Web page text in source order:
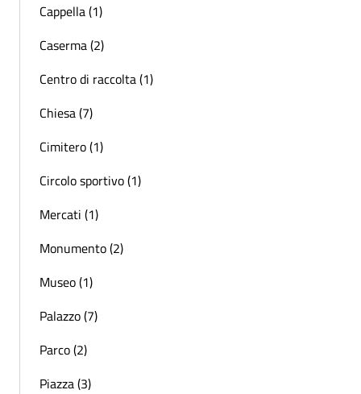
Cappella (1)
Caserma (2)
Centro di raccolta (1)
Chiesa (7)
Cimitero (1)
Circolo sportivo (1)
Mercati (1)
Monumento (2)
Museo (1)
Palazzo (7)
Parco (2)
Piazza (3)